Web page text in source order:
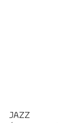
JAZZ